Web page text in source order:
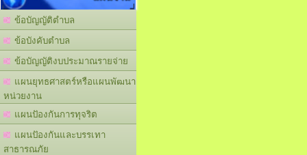
ข้อบัญญัติตำบล
ข้อบังคับตำบล
ข้อบัญญัติงบประมาณรายจ่าย
แผนยุทธศาสตร์หรือแผนพัฒนา
หน่วยงาน
แผนปัองกันการทุจริต
แผนปัองกันและบรรเทา
สาธารณภัย